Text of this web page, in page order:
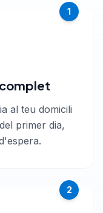
1
al teu domicili
primer dia,
2